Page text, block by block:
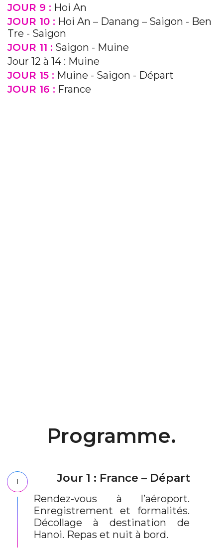
JOUR 9 : Hoi An
JOUR 10 : Hoi An – Danang – Saigon - Ben
Tre - Saigon
JOUR 11 : Saigon - Muine
Jour 12 à 14 : Muine
JOUR 15 : Muine - Saigon - Départ
JOUR 16 : France
Programme.
1 Jour 1 : France – Départ
Rendez-vous à l’aéroport.
Enregistrement et formalités.
Décollage à destination de
Hanoi. Repas et nuit à bord.